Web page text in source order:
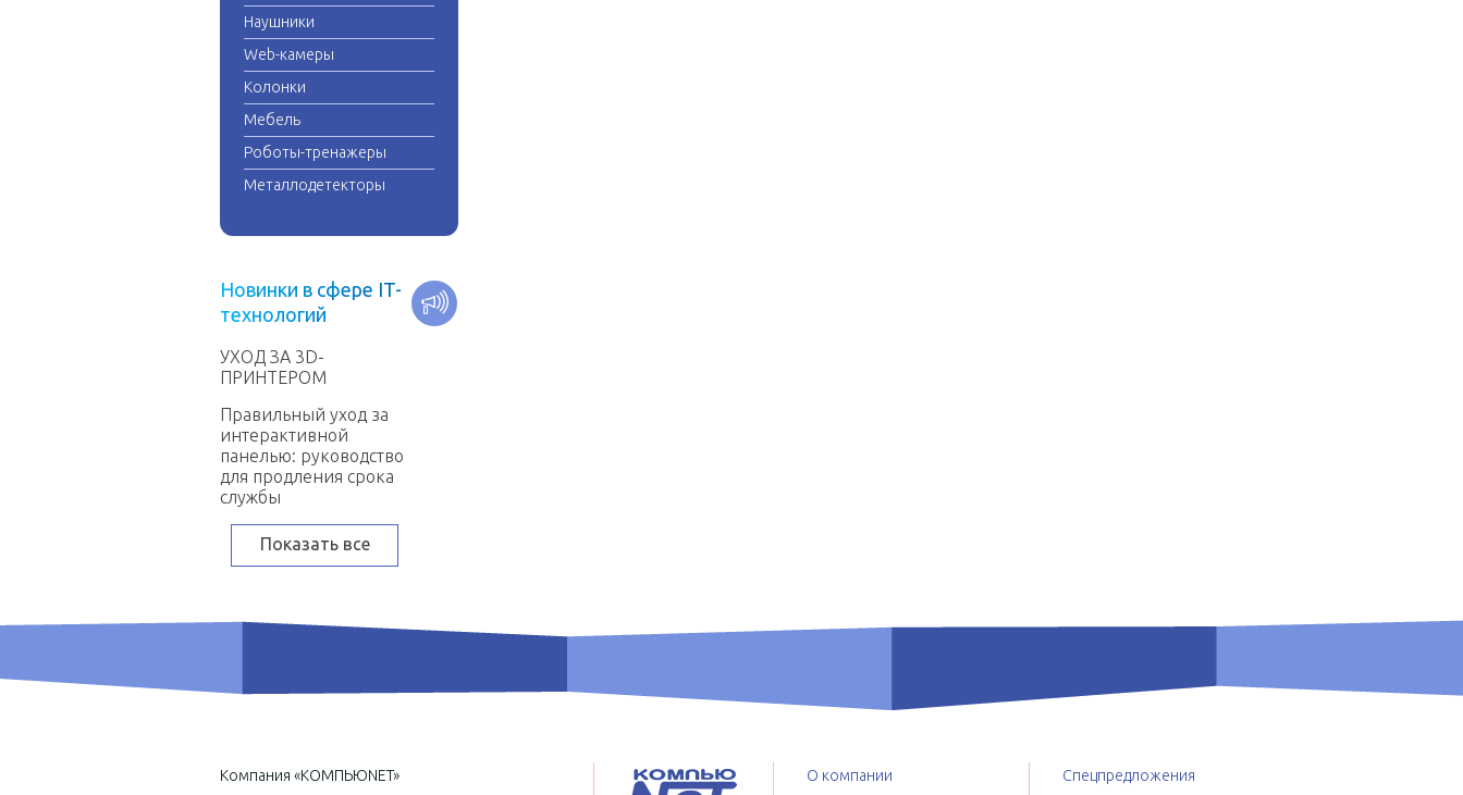
Наушники
Web-камеры
Колонки
Мебель
Роботы-тренажеры
Металлодетекторы
Новинки в сфере IT-
технологий
УХОД ЗА 3D-
ПРИНТЕРОМ
Правильный уход за
интерактивной
панелью: руководство
для продления срока
службы
Показать все
Компания «КОМПЬЮNET» О компании Спецпредложения